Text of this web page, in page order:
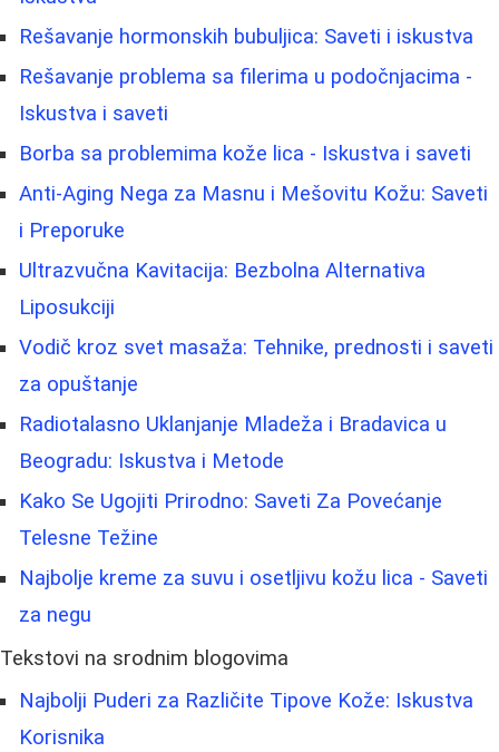
Rešavanje hormonskih bubuljica: Saveti i iskustva
Rešavanje problema sa filerima u podočnjacima -
Iskustva i saveti
Borba sa problemima kože lica - Iskustva i saveti
Anti-Aging Nega za Masnu i Mešovitu Kožu: Saveti
i Preporuke
Ultrazvučna Kavitacija: Bezbolna Alternativa
Liposukciji
Vodič kroz svet masaža: Tehnike, prednosti i saveti
za opuštanje
Radiotalasno Uklanjanje Mladeža i Bradavica u
Beogradu: Iskustva i Metode
Kako Se Ugojiti Prirodno: Saveti Za Povećanje
Telesne Težine
Najbolje kreme za suvu i osetljivu kožu lica - Saveti
za negu
Tekstovi na srodnim blogovima
Najbolji Puderi za Različite Tipove Kože: Iskustva
Korisnika